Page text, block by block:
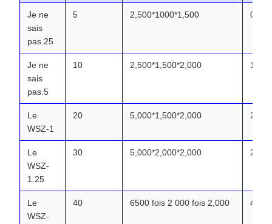
Je ne
sais
pas.25
5 2,500*1000*1,500 0.97
Je ne
sais
pas.5
10 2,500*1,500*2,000 1.65
Le
WSZ-1
20 5,000*1,500*2,000 2.50
Le
WSZ-
1.25
30 5,000*2,000*2,000 2.90
Le
WSZ-
40 6500 fois 2 000 fois 2,000 4.36